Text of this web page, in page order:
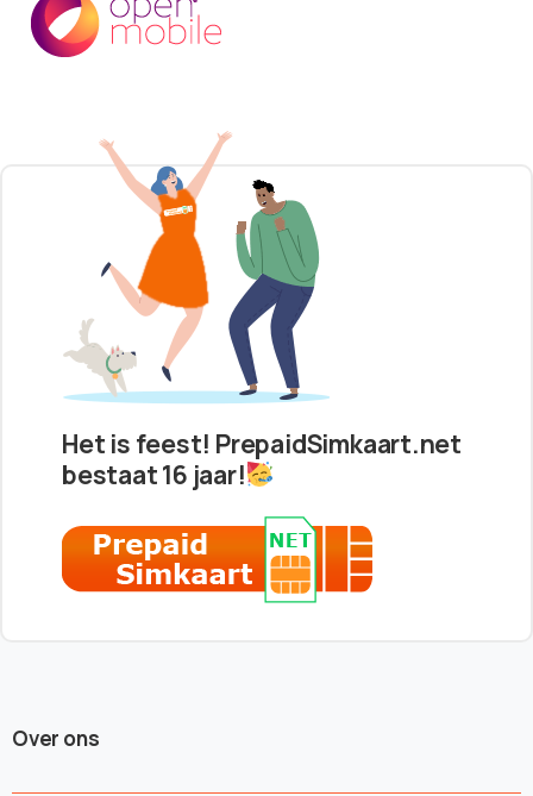
Het is feest! PrepaidSimkaart.net
bestaat 16 jaar!
Over ons